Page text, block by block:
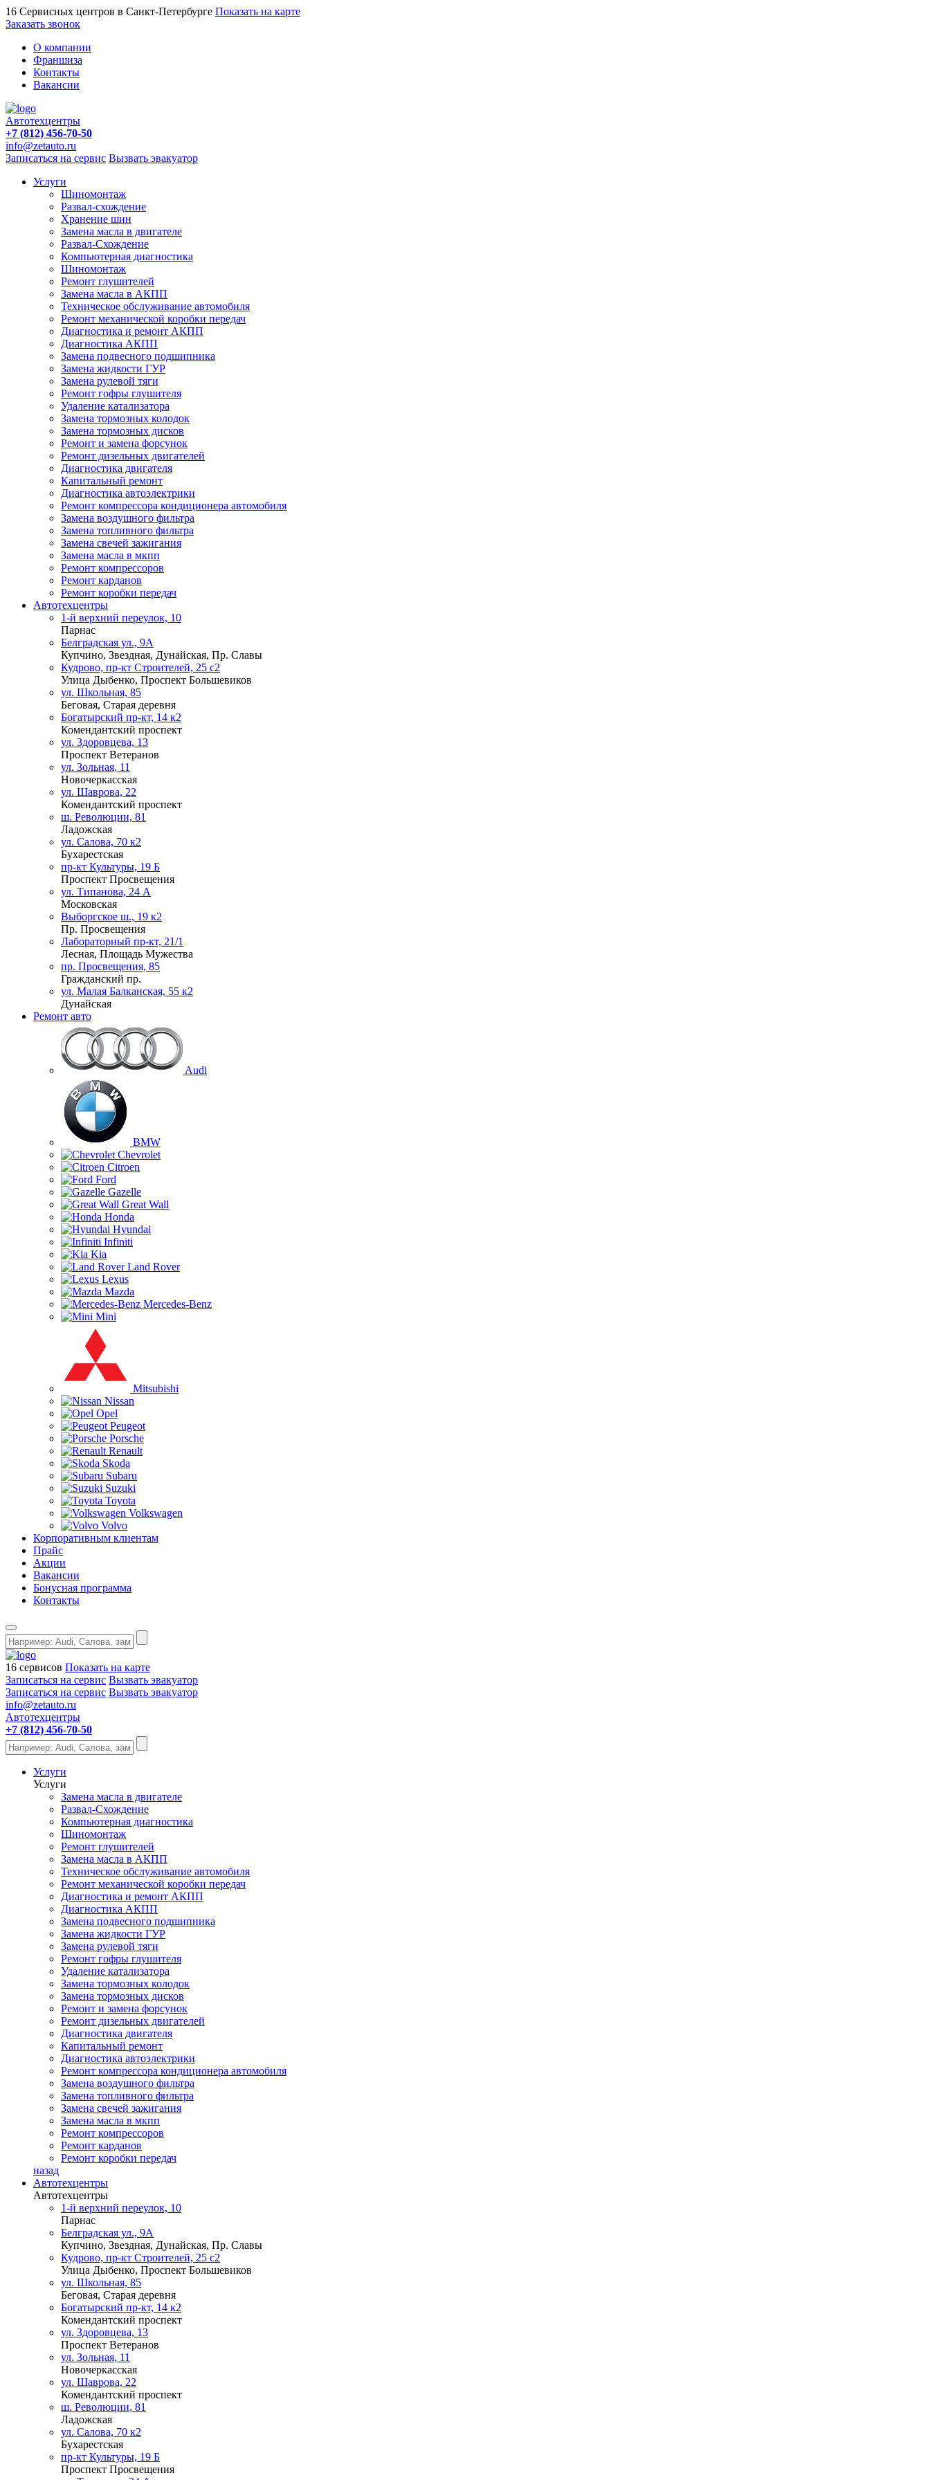
16 Сервисных центров в Санкт-Петербурге Показать на карте
Заказать звонок
О компании
Франшиза
Контакты
Вакансии
Автотехцентры
+7 (812) 456-70-50
info@zetauto.ru
Записаться на сервис Вызвать эвакуатор
Услуги
Шиномонтаж
Развал-схождение
Хранение шин
Замена масла в двигателе
Развал-Схождение
Компьютерная диагностика
Шиномонтаж
Ремонт глушителей
Замена масла в АКПП
Техническое обслуживание автомобиля
Ремонт механической коробки передач
Диагностика и ремонт АКПП
Диагностика АКПП
Замена подвесного подшипника
Замена жидкости ГУР
Замена рулевой тяги
Ремонт гофры глушителя
Удаление катализатора
Замена тормозных колодок
Замена тормозных дисков
Ремонт и замена форсунок
Ремонт дизельных двигателей
Диагностика двигателя
Капитальный ремонт
Диагностика автоэлектрики
Ремонт компрессора кондиционера автомобиля
Замена воздушного фильтра
Замена топливного фильтра
Замена свечей зажигания
Замена масла в мкпп
Ремонт компрессоров
Ремонт карданов
Ремонт коробки передач
Автотехцентры
1-й верхний переулок, 10
Парнас
Белградская ул., 9А
Купчино, Звездная, Дунайская, Пр. Славы
Кудрово, пр-кт Строителей, 25 с2
Улица Дыбенко, Проспект Большевиков
ул. Школьная, 85
Беговая, Старая деревня
Богатырский пр-кт, 14 к2
Комендантский проспект
ул. Здоровцева, 13
Проспект Ветеранов
ул. Зольная, 11
Новочеркасская
ул. Шаврова, 22
Комендантский проспект
ш. Революции, 81
Ладожская
ул. Салова, 70 к2
Бухарестская
пр-кт Культуры, 19 Б
Проспект Просвещения
ул. Типанова, 24 А
Московская
Выборгское ш., 19 к2
Пр. Просвещения
Лабораторный пр-кт, 21/1
Лесная, Площадь Мужества
пр. Просвещения, 85
Гражданский пр.
ул. Малая Балканская, 55 к2
Дунайская
Ремонт авто
Audi
BMW
Chevrolet
Citroen
Ford
Gazelle
Great Wall
Honda
Hyundai
Infiniti
Kia
Land Rover
Lexus
Mazda
Mercedes-Benz
Mini
Mitsubishi
Nissan
Opel
Peugeot
Porsche
Renault
Skoda
Subaru
Suzuki
Toyota
Volkswagen
Volvo
Корпоративным клиентам
Прайс
Акции
Вакансии
Бонусная программа
Контакты
16 сервисов Показать на карте
Записаться на сервис Вызвать эвакуатор
Записаться на сервис Вызвать эвакуатор
info@zetauto.ru
Автотехцентры
+7 (812) 456-70-50
Услуги
Услуги
Замена масла в двигателе
Развал-Схождение
Компьютерная диагностика
Шиномонтаж
Ремонт глушителей
Замена масла в АКПП
Техническое обслуживание автомобиля
Ремонт механической коробки передач
Диагностика и ремонт АКПП
Диагностика АКПП
Замена подвесного подшипника
Замена жидкости ГУР
Замена рулевой тяги
Ремонт гофры глушителя
Удаление катализатора
Замена тормозных колодок
Замена тормозных дисков
Ремонт и замена форсунок
Ремонт дизельных двигателей
Диагностика двигателя
Капитальный ремонт
Диагностика автоэлектрики
Ремонт компрессора кондиционера автомобиля
Замена воздушного фильтра
Замена топливного фильтра
Замена свечей зажигания
Замена масла в мкпп
Ремонт компрессоров
Ремонт карданов
Ремонт коробки передач
назад
Автотехцентры
Автотехцентры
1-й верхний переулок, 10
Парнас
Белградская ул., 9А
Купчино, Звездная, Дунайская, Пр. Славы
Кудрово, пр-кт Строителей, 25 с2
Улица Дыбенко, Проспект Большевиков
ул. Школьная, 85
Беговая, Старая деревня
Богатырский пр-кт, 14 к2
Комендантский проспект
ул. Здоровцева, 13
Проспект Ветеранов
ул. Зольная, 11
Новочеркасская
ул. Шаврова, 22
Комендантский проспект
ш. Революции, 81
Ладожская
ул. Салова, 70 к2
Бухарестская
пр-кт Культуры, 19 Б
Проспект Просвещения